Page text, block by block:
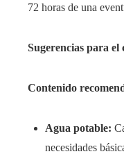
72 horas de una
Sugerencias para el
Contenido
Agua potable:
necesidades